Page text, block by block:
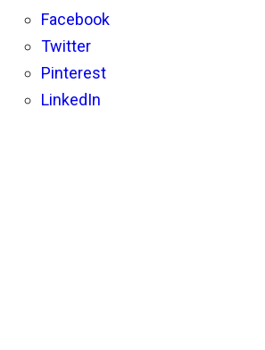
Facebook
Twitter
Pinterest
LinkedIn